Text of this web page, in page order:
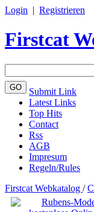
Login | Registrieren
Firstcat
Submit Link
Latest Links
Top Hits
Contact
Rss
AGB
Impresum
Regeln/Rules
Firstcat Webkatalog /